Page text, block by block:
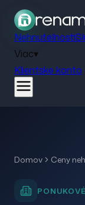
Nehnuteľnosti
Viac▾
Klientske konto
Domov Ceny